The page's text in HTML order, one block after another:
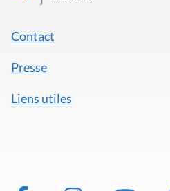
Contact
Presse
Liens utiles